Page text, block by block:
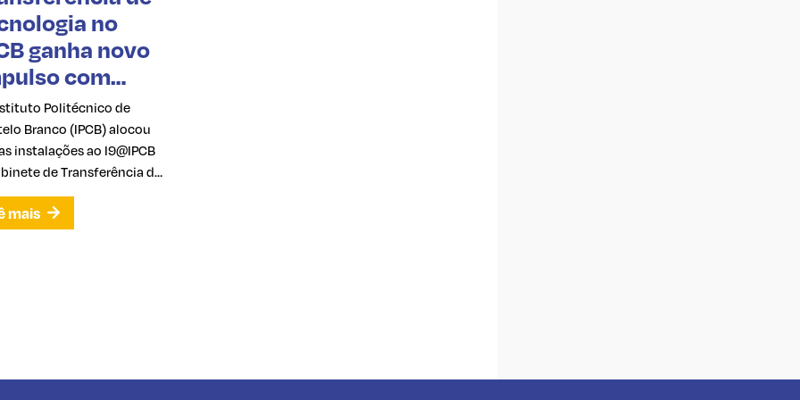
no
ganha novo
com
do
Politécnico de
Branco (IPCB) alocou
instalações ao I9@IPCB
de Transferência de
reforçando a sua
na inovação, na
mais